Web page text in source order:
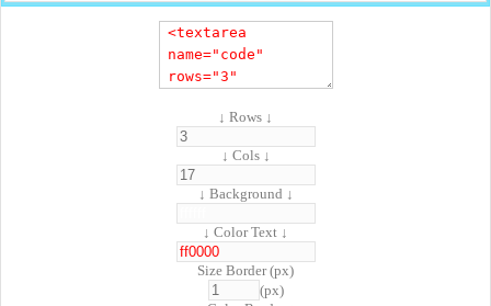
↓ Rows ↓
↓ Cols ↓
↓ Background ↓
↓ Color Text ↓
Size Border (px)
(px)